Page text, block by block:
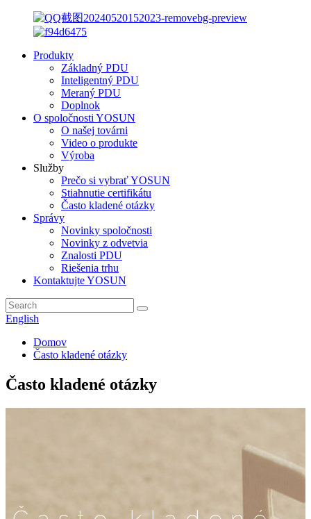
Produkty
Základný PDU
Inteligentný PDU
Meraný PDU
Doplnok
O spoločnosti YOSUN
O našej továrni
Video o produkte
Výroba
Služby
Prečo si vybrať YOSUN
Stiahnutie certifikátu
Často kladené otázky
Správy
Novinky spoločnosti
Novinky z odvetvia
Znalosti PDU
Riešenia trhu
Kontaktujte YOSUN
English
Domov
Často kladené otázky
Často kladené otázky